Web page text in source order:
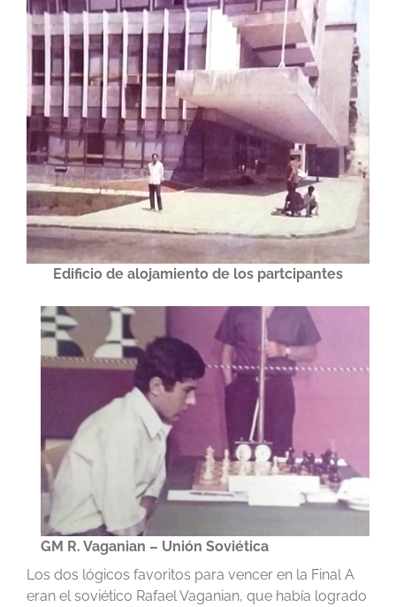
Edificio de alojamiento de los partcipantes
GM R. Vaganian – Unión Soviética
Los dos lógicos favoritos para vencer en la Final A
eran el soviético Rafael Vaganian, que había logrado